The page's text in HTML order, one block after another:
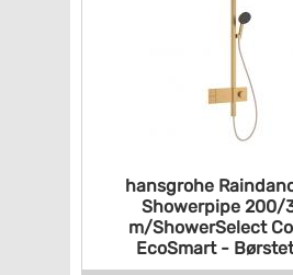
hansgrohe
Showerpipe 200/
m/ShowerSelect
EcoSmart -